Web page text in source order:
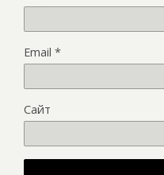
Email *
Сайт